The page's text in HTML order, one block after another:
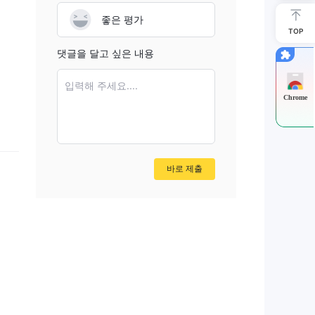
좋은 평가
댓글을 달고 싶은 내용
입력해 주세요....
바로 제출
TOP
Chrome